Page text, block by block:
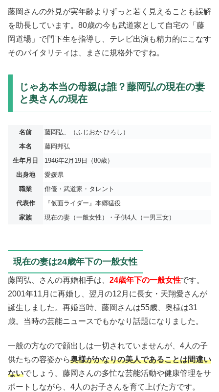
藤岡さんの外見が実年齢よりずっと若く見えることも誤解
を助長しています。80歳の今も武道家として自宅の「藤
岡道場」で門下生を指導し、テレビ出演も精力的にこなす
そのバイタリティは、まさに規格外ですね。
じゃあ本当の母親は誰？藤岡弘の現在の妻
と奥さんの現在
名前
藤岡弘、（ふじおか ひろし）
本名
藤岡邦弘
生年月日
1946年2月19日（80歳）
出身地
愛媛県
職業
俳優・武道家・タレント
代表作
『仮面ライダー』本郷猛役
家族
現在の妻（一般女性）・子供4人（一男三女）
現在の妻は24歳年下の一般女性
藤岡弘、さんの再婚相手は、 24歳年下の一般女性です。
2001年11月に再婚し、翌月の12月に長女・天翔愛さんが
誕生しました。再婚当時、藤岡さんは55歳、奥様は31
歳。当時の芸能ニュースでもかなり話題になりました。
一般の方なので顔出しは一切されていませんが、4人の子
供たちの容姿から奥様がかなりの美人であることは間違い
ないでしょう。藤岡さんの多忙な芸能活動や健康管理をサ
ポートしながら、4人のお子さんを育て上げた方です。